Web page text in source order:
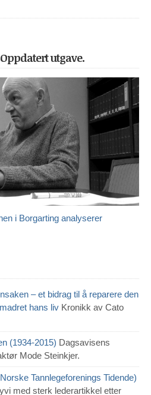
utgave.
i Borgarting analyserer
– et bidrag til å reparere den
hans liv Kronikk av Cato
(1934-2015) Dagsavisens
Mode Steinkjer.
Tannlegeforenings Tidende)
med sterk lederartikkel etter